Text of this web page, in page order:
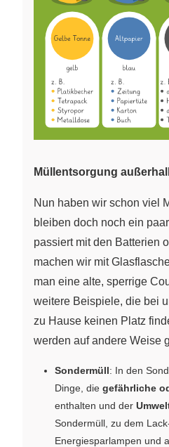
Müllentsorgung
Nun haben wir schon viel
bleiben doch noch ein
passiert mit den Batterien
machen wir mit
man eine alte, sperrige
weitere Beispiele, die bei
zu Hause keinen Platz
werden auf andere Weise
Sondermüll: In den
Dinge, die gefährliche
enthalten und der
Sondermüll, zu dem
Energiesparlampen und